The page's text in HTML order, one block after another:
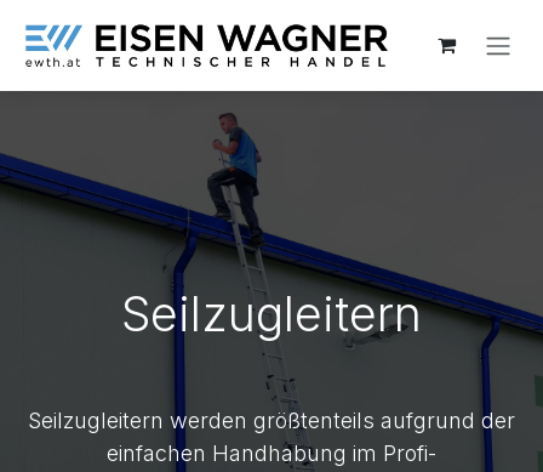
Seilzugleitern
Seilzugleitern werden größtenteils aufgrund der
einfachen Handhabung im Profi-